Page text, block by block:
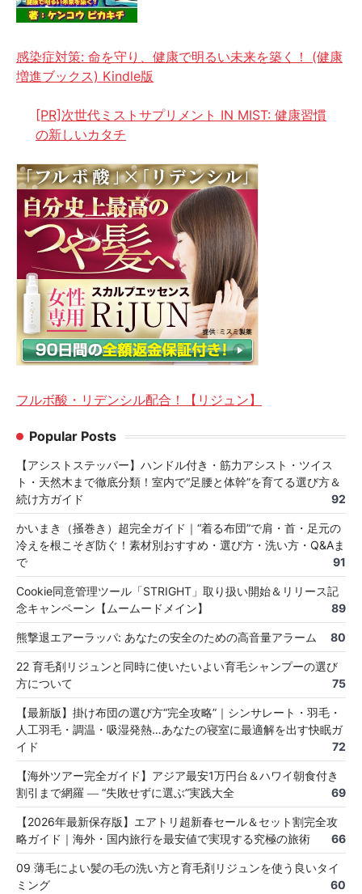
感染症対策: 命を守り、健康で明るい未来を築く！ (健康
増進ブックス) Kindle版
[PR]次世代ミストサプリメント IN MIST: 健康習慣
の新しいカタチ
フルボ酸・リデンシル配合！【リジュン】
Popular Posts
【アシストステッパー】ハンドル付き・筋力アシスト・ツイス
ト・天然木まで徹底分類！室内で“足腰と体幹”を育てる選び方＆
続け方ガイド
92
かいまき（掻巻き）超完全ガイド｜“着る布団”で肩・首・足元の
冷えを根こそぎ防ぐ！素材別おすすめ・選び方・洗い方・Q&Aま
で
91
Cookie同意管理ツール「STRIGHT」取り扱い開始＆リリース記
念キャンペーン【ムームードメイン】
89
熊撃退エアーラッパ: あなたの安全のための高音量アラーム 80
22 育毛剤リジュンと同時に使いたいよい育毛シャンプーの選び
方について
75
【最新版】掛け布団の選び方“完全攻略”｜シンサレート・羽毛・
人工羽毛・調温・吸湿発熱…あなたの寝室に最適解を出す快眠ガ
イド
72
【海外ツアー完全ガイド】アジア最安1万円台＆ハワイ朝食付き
割引まで網羅 ― “失敗せずに選ぶ”実践大全
69
【2026年最新保存版】エアトリ超新春セール＆セット割完全攻
略ガイド｜海外・国内旅行を最安値で実現する究極の旅術
66
09 薄毛によい髪の毛の洗い方と育毛剤リジュンを使う良いタイ
ミング
60